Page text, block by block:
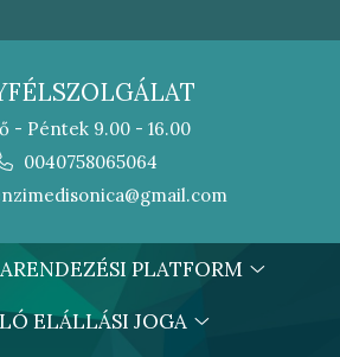
- Péntek 9.00 - 16.00
0040758065064
PLATFORM
ELÁLLÁSI JOGA